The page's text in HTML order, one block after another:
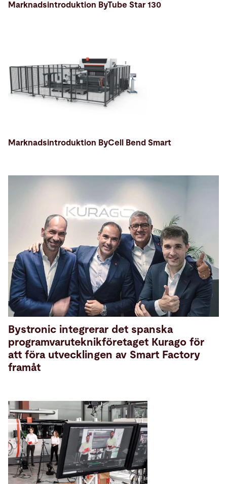
Marknadsintroduktion ByTube Star 130
Marknadsintroduktion ByCell Bend Smart
Bystronic integrerar det spanska
programvaruteknikföretaget Kurago för
att föra utvecklingen av Smart Factory
framåt